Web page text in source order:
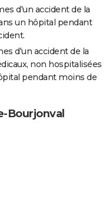
d'un accident de la
un hôpital pendant
d'un accident de la
non hospitalisées
pendant moins de
Bourjonval